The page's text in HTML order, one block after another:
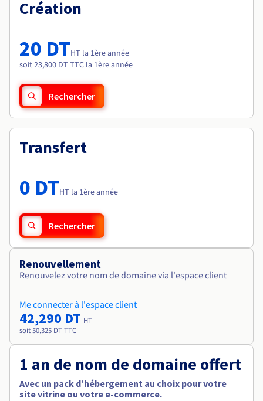
Tarifs
Roadmap & Changelog
Roadmap & Changelog
Création
20 DTHT la 1ère année
soit 23,800 DT TTC la 1ère année
Rechercher
Transfert
0 DTHT la 1ère année
Rechercher
Renouvellement
Renouvelez votre nom de domaine via l'espace client
Me connecter à l'espace client
42,290 DT HT
soit 50,325 DT TTC
1 an de nom de domaine offert
Avec un pack d’hébergement au choix pour votre
site vitrine ou votre e-commerce.